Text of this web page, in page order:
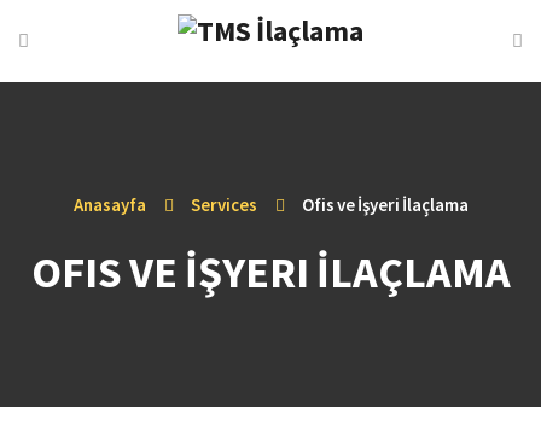
Anasayfa Services Ofis ve İşyeri İlaçlama
OFIS VE İŞYERI İLAÇLAMA